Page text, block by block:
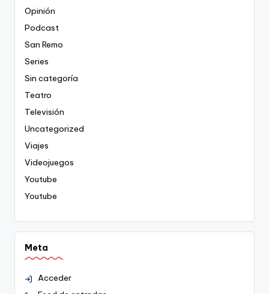
Opinión
Podcast
San Remo
Series
Sin categoría
Teatro
Televisión
Uncategorized
Viajes
Videojuegos
Youtube
Youtube
Meta
Acceder